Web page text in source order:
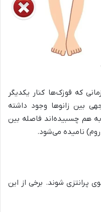
که قوزک‌ها کنار یکدیگر
بین زانوها وجود داشته
هم چسبیده‌اند فاصله بین
نامیده می‌شود.
پرانتزی شوند. برخی از این